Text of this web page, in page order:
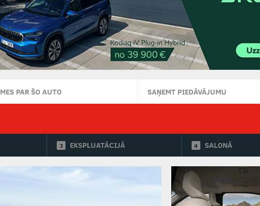
PAR ŠO AUTO SAŅEMT PIEDĀVĀJUMU
EKSPLUATĀCIJĀ SALONĀ